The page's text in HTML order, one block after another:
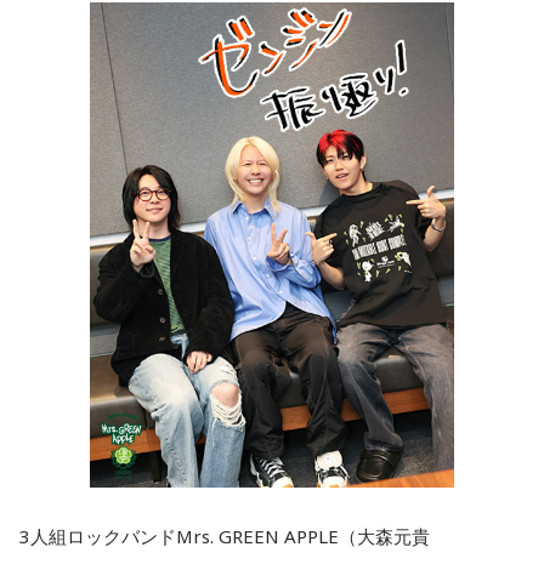
3人組ロックバンドMrs. GREEN APPLE（大森元貴